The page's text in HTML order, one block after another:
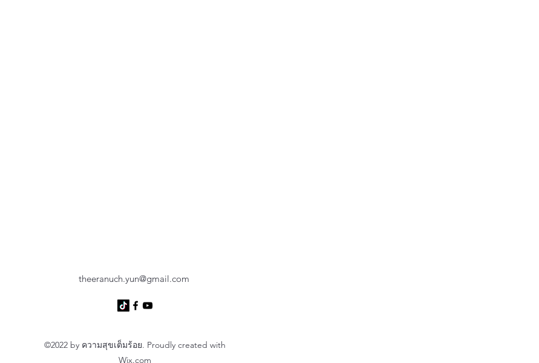
theeranuch.yun@gmail.com
©2022 by ความสุขเต็มร้อย. Proudly created with
Wix.com